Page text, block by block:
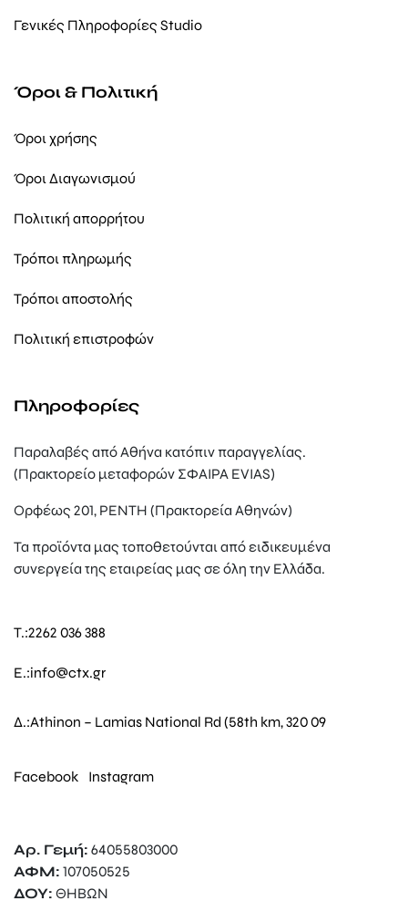
Γενικές Πληροφορίες Studio
Όροι & Πολιτική
Όροι χρήσης
Όροι Διαγωνισμού
Πολιτική απορρήτου
Τρόποι πληρωμής
Τρόποι αποστολής
Πολιτική επιστροφών
Πληροφορίες
Παραλαβές από Αθήνα κατόπιν παραγγελίας.
(Πρακτορείο μεταφορών ΣΦΑΙΡΑ EVIAS)
Ορφέως 201, ΡΕΝΤΗ (Πρακτορεία Αθηνών)
Τα προϊόντα μας τοποθετούνται από ειδικευμένα
συνεργεία της εταιρείας μας σε όλη την Ελλάδα.
T.:2262 036 388
E.:info@ctx.gr
Δ.:Athinon – Lamias National Rd (58th km, 320 09
Facebook Instagram
Αρ. Γεμή: 64055803000
ΑΦΜ: 107050525
ΔΟΥ: ΘΗΒΩΝ